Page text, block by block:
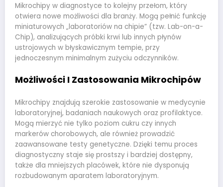
Mikrochipy w diagnostyce to kolejny przełom, który
otwiera nowe możliwości dla branży. Mogą pełnić funkcję
miniaturowych „laboratoriów na chipie” (tzw. Lab-on-a-
Chip), analizujących próbki krwi lub innych płynów
ustrojowych w błyskawicznym tempie, przy
jednoczesnym minimalnym zużyciu odczynników.
Możliwości I Zastosowania Mikrochipów
Mikrochipy znajdują szerokie zastosowanie w medycynie
laboratoryjnej, badaniach naukowych oraz profilaktyce.
Mogą mierzyć nie tylko poziom cukru czy innych
markerów chorobowych, ale również prowadzić
zaawansowane testy genetyczne. Dzięki temu proces
diagnostyczny staje się prostszy i bardziej dostępny,
także dla mniejszych placówek, które nie dysponują
rozbudowanym aparatem laboratoryjnym.